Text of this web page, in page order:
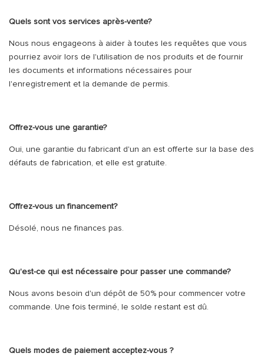
Quels sont vos services après-vente?
Nous nous engageons à aider à toutes les requêtes que vous
pourriez avoir lors de l'utilisation de nos produits et de fournir
les documents et informations nécessaires pour
l'enregistrement et la demande de permis.
Offrez-vous une garantie?
Oui, une garantie du fabricant d'un an est offerte sur la base des
défauts de fabrication, et elle est gratuite.
Offrez-vous un financement?
Désolé, nous ne finances pas.
Qu'est-ce qui est nécessaire pour passer une commande?
Nous avons besoin d'un dépôt de 50% pour commencer votre
commande. Une fois terminé, le solde restant est dû.
Quels modes de paiement acceptez-vous ?